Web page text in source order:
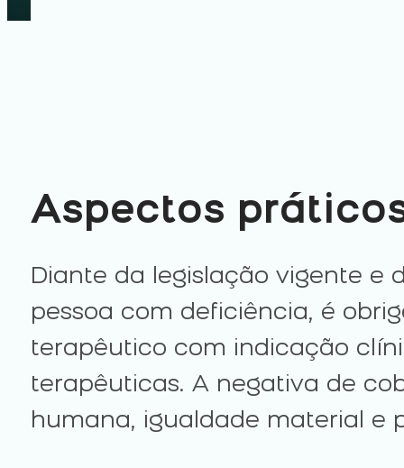
Aspectos
Diante da legislação vigente e
pessoa com deficiência, é
terapêutico com indicação
terapêuticas. A negativa de
humana, igualdade material e